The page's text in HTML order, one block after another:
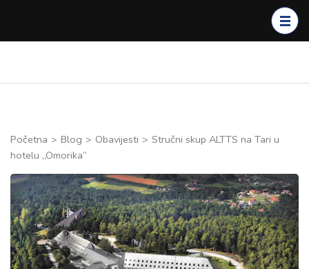
Enter)
Početna > Blog > Obavijesti > Stručni skup ALTTS na Tari u
hotelu „Omorika“